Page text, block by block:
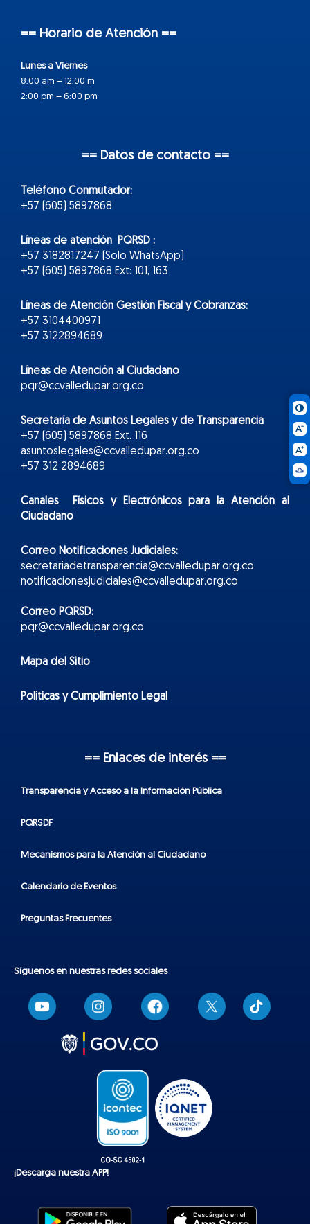
== Horario de Atención ==
Lunes a Viernes
8:00 am – 12:00 m
2:00 pm – 6:00 pm
== Datos de contacto ==
Teléfono Conmutador:
+57 (605) 5897868
Líneas de atención PQRSD :
+57 3182817247 (Solo WhatsApp)
+57 (605) 5897868 Ext: 101, 163
Líneas de Atención Gestión Fiscal y Cobranzas:
+57 3104400971
+57 3122894689
Líneas de Atención al Ciudadano
pqr@ccvalledupar.org.co
Secretaría de Asuntos Legales y de Transparencia
+57 (605) 5897868 Ext. 116
asuntoslegales@ccvalledupar.org.co
+57 312 2894689
Canales Físicos yElectrónicospara la Atención al
Ciudadano
Correo Notificaciones Judiciales:
secretariadetransparencia@ccvalledupar.org.co
notificacionesjudiciales@ccvalledupar.org.co
Correo PQRSD:
pqr@ccvalledupar.org.co
Mapa del Sitio
Políticas y Cumplimiento Legal
== Enlaces de interés ==
Transparencia y Acceso a la Información Pública
PQRSDF
Mecanismos para la Atención al Ciudadano
Calendario de Eventos
Preguntas Frecuentes
Síguenos en nuestras redes sociales
T
i
k
¡Descarga nuestra APP!